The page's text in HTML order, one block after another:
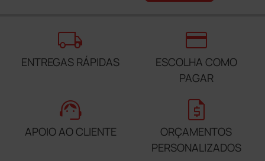
local_shipping
ENTREGAS RÁPIDAS
credit_card
ESCOLHA COMO
PAGAR
support_agent
APOIO AO CLIENTE
request_quote
ORÇAMENTOS
PERSONALIZADOS